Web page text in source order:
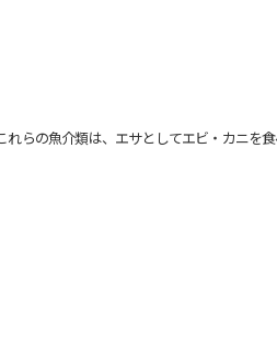
の魚介類は、エサとしてエビ・カニを食